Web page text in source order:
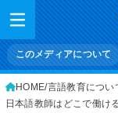
このメディアについて
HOME 言語教育につい
日本語教師はどこで働け